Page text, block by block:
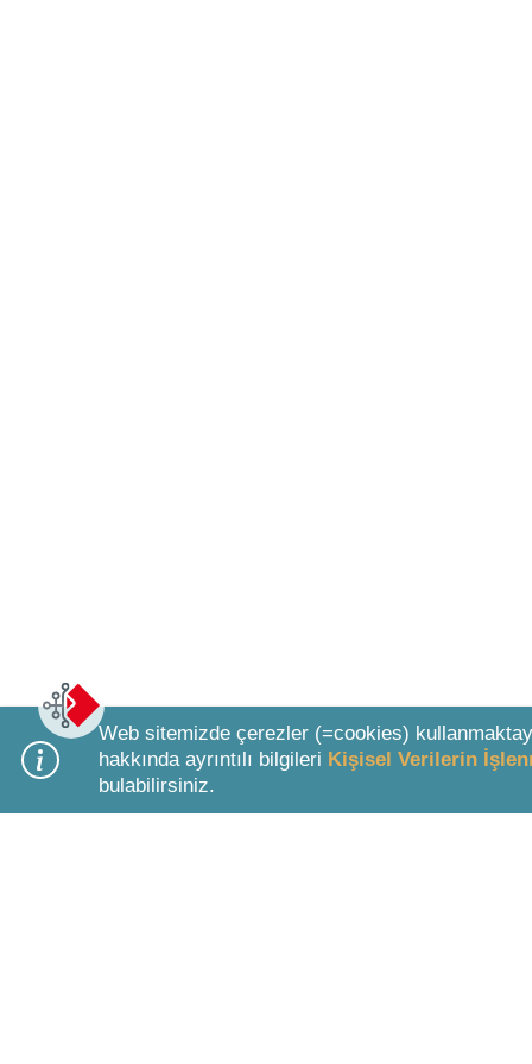
Bottom Search Toolbar Highlight Text
Web sitemizde çerezler (=cookies)
hakkında ayrıntılı bilgileri Kişisel Verilerin
bulabilirsiniz.